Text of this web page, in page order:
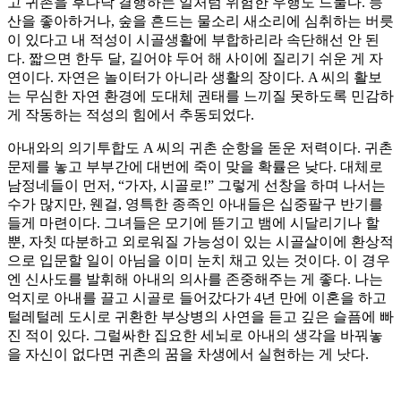
산을 좋아하거나, 숲을 흔드는 물소리 새소리에 심취하는 버릇
이 있다고 내 적성이 시골생활에 부합하리라 속단해선 안 된
다. 짧으면 한두 달, 길어야 두어 해 사이에 질리기 쉬운 게 자
연이다. 자연은 놀이터가 아니라 생활의 장이다. A 씨의 활보
는 무심한 자연 환경에 도대체 권태를 느끼질 못하도록 민감하
게 작동하는 적성의 힘에서 추동되었다.
아내와의 의기투합도 A 씨의 귀촌 순항을 돋운 저력이다. 귀촌
문제를 놓고 부부간에 대번에 죽이 맞을 확률은 낮다. 대체로
남정네들이 먼저, “가자, 시골로!” 그렇게 선창을 하며 나서는
수가 많지만, 웬걸, 영특한 종족인 아내들은 십중팔구 반기를
들게 마련이다. 그녀들은 모기에 뜯기고 뱀에 시달리기나 할
뿐, 자칫 따분하고 외로워질 가능성이 있는 시골살이에 환상적
으로 입문할 일이 아님을 이미 눈치 채고 있는 것이다. 이 경우
엔 신사도를 발휘해 아내의 의사를 존중해주는 게 좋다. 나는
억지로 아내를 끌고 시골로 들어갔다가 4년 만에 이혼을 하고
털레털레 도시로 귀환한 부상병의 사연을 듣고 깊은 슬픔에 빠
진 적이 있다. 그럴싸한 집요한 세뇌로 아내의 생각을 바꿔놓
을 자신이 없다면 귀촌의 꿈을 차생에서 실현하는 게 낫다.